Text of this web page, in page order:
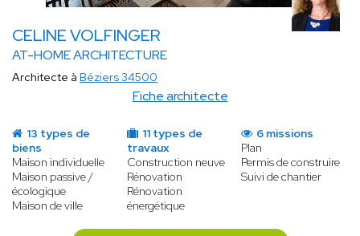
CELINE VOLFINGER
AT-HOME ARCHITECTURE
Fiche architecte
Architecte à Béziers 34500
13 types de
biens
Maison individuelle
Maison passive /
écologique
Maison de ville
11 types de
travaux
Construction neuve
Rénovation
Rénovation
énergétique
6 missions
Plan
Permis de construire
Suivi de chantier